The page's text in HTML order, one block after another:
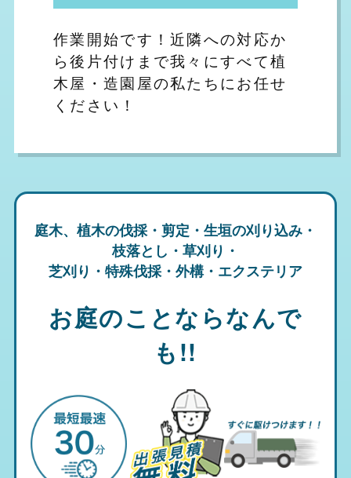
作業開始です！近隣への対応か
ら後片付けまで我々にすべて植
木屋・造園屋の私たちにお任せ
ください！
庭木、植木の伐採・剪定・生垣の刈り込み・
枝落とし・草刈り・
芝刈り・特殊伐採・外構・エクステリア
お庭のことならなんで
も!!